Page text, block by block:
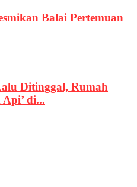
Balai Pertemuan
Ditinggal, Rumah
di...